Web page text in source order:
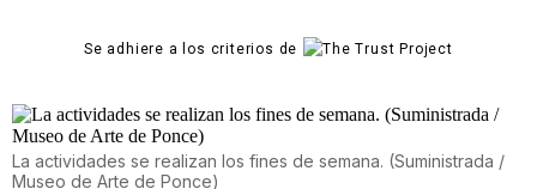
Se adhiere a los criterios de
La actividades se realizan los fines de semana. (Suministrada /
Museo de Arte de Ponce)